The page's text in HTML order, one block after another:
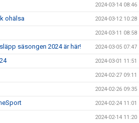
2024-03-14 08:46
ohälsa 2024-03-12 10:28
2024-03-11 08:58
säsongen 2024 är här! 2024-03-05 07:47
2024-03-01 11:51
2024-02-27 09:11
2024-02-26 09:35
2024-02-24 11:01
2024-02-14 11:20